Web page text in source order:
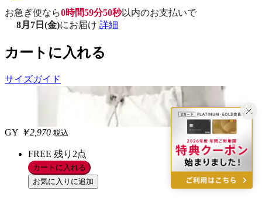
お急ぎ便なら0時間59分49秒以内のお支払いで
8月7日(金)にお届け 詳細
カートに入れる
サイズガイド
GY ￥2,970 税込
FREE 残り2点
カートに入れる
お気に入りに追加